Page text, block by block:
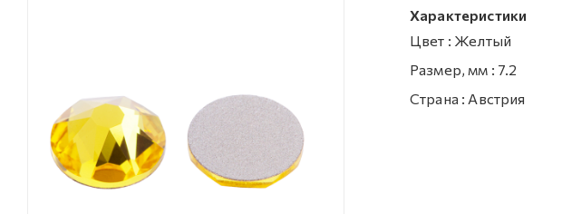
Характеристики
Цвет : Желтый
Размер, мм : 7.2
Страна : Австрия